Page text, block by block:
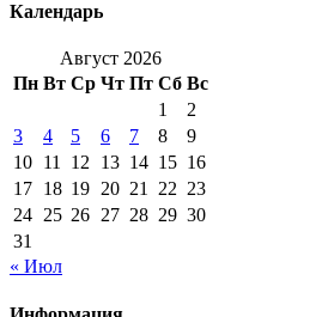
Календарь
Август 2026
Пн Вт Ср Чт Пт Сб Вс
1
2
3
4 5 6 7 8
9
10 11 12 13 14 15 16
17 18 19 20 21 22 23
24 25 26 27 28 29 30
31
« Июл